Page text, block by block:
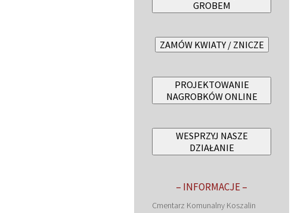
GROBEM
ZAMÓW KWIATY / ZNICZE
PROJEKTOWANIE
NAGROBKÓW ONLINE
WESPRZYJ NASZE
DZIAŁANIE
– INFORMACJE –
Cmentarz Komunalny Koszalin